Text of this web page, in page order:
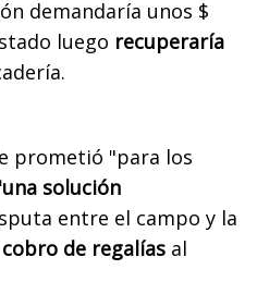
demandaría unos $
luego recuperaría
prometió "para los
solución
entre el campo y la
cobro de regalías al